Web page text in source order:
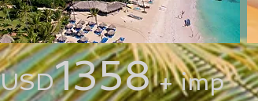
USD1358+ imp